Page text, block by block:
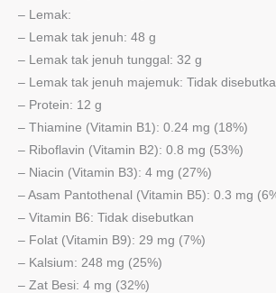
– Lemak:
– Lemak tak jenuh: 48 g
– Lemak tak jenuh tunggal: 32 g
– Lemak tak jenuh majemuk: Tidak
– Protein: 12 g
– Thiamine (Vitamin B1): 0.24 mg (18%)
– Riboflavin (Vitamin B2): 0.8 mg (53%)
– Niacin (Vitamin B3): 4 mg (27%)
– Asam Pantothenal (Vitamin B5): 0.3 mg
– Vitamin B6: Tidak disebutkan
– Folat (Vitamin B9): 29 mg (7%)
– Kalsium: 248 mg (25%)
– Zat Besi: 4 mg (32%)